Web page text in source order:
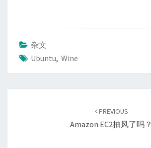
杂文
Ubuntu, Wine
PREVIOUS
Amazon EC2抽风了吗？